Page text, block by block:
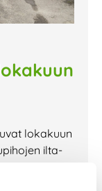
lokakuun
ilta-